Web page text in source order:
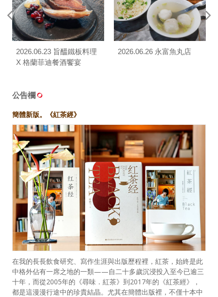
2026.06.23 旨醞鐵板料理
X 格蘭菲迪餐酒饗宴
2026.06.26 永富魚丸店
公告欄
簡體新版。《紅茶經》
在我的長長飲食研究、寫作生涯與出版歷程裡，紅茶，始終是此
中格外佔有一席之地的一類——自二十多歲沉浸投入至今已逾三
十年，而從2005年的《尋味．紅茶》到2017年的《紅茶經》，
都是這漫漫行途中的珍貴結晶。尤其在簡體出版裡，不僅十本中